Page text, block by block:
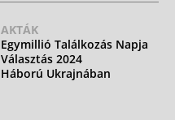
AKTÁK
Egymillió Találkozás Napja
Választás 2024
Háború Ukrajnában